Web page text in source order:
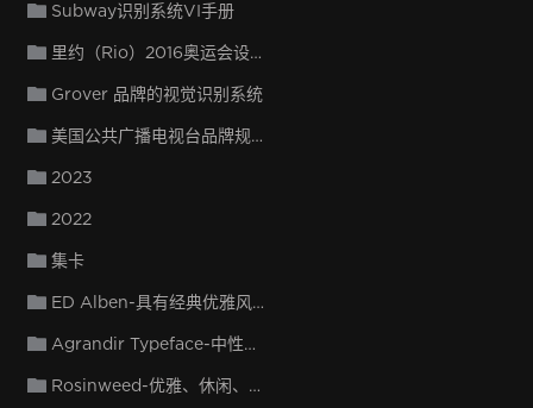
Subway识别系统VI手册
里约（Rio）2016奥运会设计规范
Grover 品牌的视觉识别系统
美国公共广播电视台品牌规范
2023
2022
集卡
ED Alben-具有经典优雅风格的衬线显示字体
Agrandir Typeface-中性现代主义字体的对立面
Rosinweed-优雅、休闲、具有女性风格